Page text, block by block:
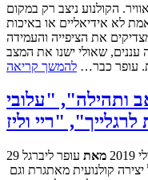
הקולנוע ניצב רק במקום
לא אידיאליים או באיכות
את הציפייה והעמידה
עננים, שאולי ישנו את המצב
עופר כבר… להמשך קריאה
2019: "כאב ותהילה", "עלובי
2019 מאת עופר ליברגל